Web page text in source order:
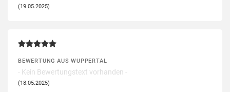
(19.05.2025)
BEWERTUNG AUS WUPPERTAL
- Kein Bewertungstext vorhanden -
(18.05.2025)